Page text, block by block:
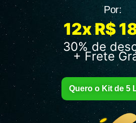
Por:
12x R$
30% de
+ Frete
Quero o Kit de 5